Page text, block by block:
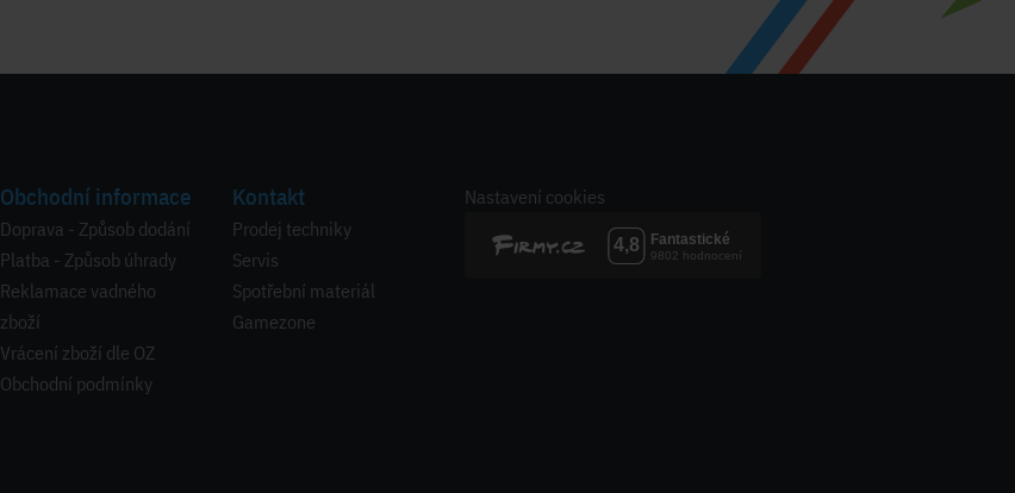
Obchodní informace
Doprava - Způsob dodání
Platba - Způsob úhrady
Reklamace vadného
zboží
Vrácení zboží dle OZ
Obchodní podmínky
Kontakt
Prodej techniky
Servis
Spotřební materiál
Gamezone
Nastavení cookies